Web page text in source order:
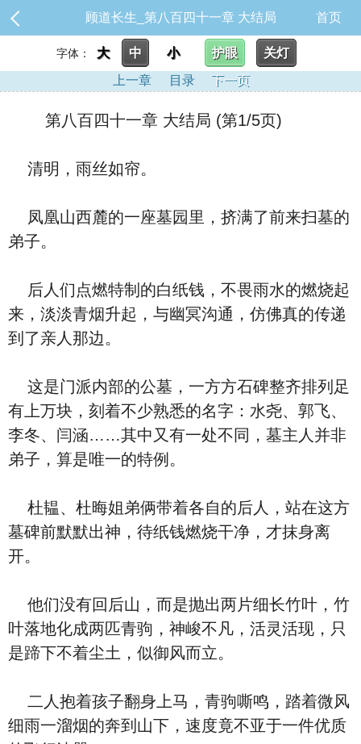
顾道长生_第八百四十一章 大结局 首页
字体： 大 中 小 护眼
关灯
上一章
目录 下一页
第八百四十一章 大结局 (第1/5页)
清明，雨丝如帘。
凤凰山西麓的一座墓园里，挤满了前来扫墓的
弟子。
后人们点燃特制的白纸钱，不畏雨水的燃烧起
来，淡淡青烟升起，与幽冥沟通，仿佛真的传递
到了亲人那边。
这是门派内部的公墓，一方方石碑整齐排列足
有上万块，刻着不少熟悉的名字：水尧、郭飞、
李冬、闫涵……其中又有一处不同，墓主人并非
弟子，算是唯一的特例。
杜韫、杜晦姐弟俩带着各自的后人，站在这方
墓碑前默默出神，待纸钱燃烧干净，才抹身离
开。
他们没有回后山，而是抛出两片细长竹叶，竹
叶落地化成两匹青驹，神峻不凡，活灵活现，只
是蹄下不着尘土，似御风而立。
二人抱着孩子翻身上马，青驹嘶鸣，踏着微风
细雨一溜烟的奔到山下，速度竟不亚于一件优质